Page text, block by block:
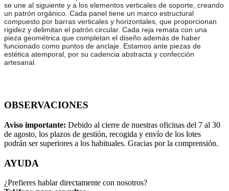
se une al siguiente y a los elementos verticales de soporte, creando
un patrón orgánico. Cada panel tiene un marco estructural
compuesto por barras verticales y horizontales, que proporcionan
rigidez y delimitan el patrón circular. Cada reja remata con una
pieza geométrica que completan el diseño además de haber
funcionado como puntos de anclaje. Estamos ante piezas de
estética atemporal, por su cadencia abstracta y confección
artesanal.
OBSERVACIONES
Aviso importante: Debido al cierre de nuestras oficinas del 7 al 30
de agosto, los plazos de gestión, recogida y envío de los lotes
podrán ser superiores a los habituales. Gracias por la comprensión.
AYUDA
¿Prefieres hablar directamente con nosotros?